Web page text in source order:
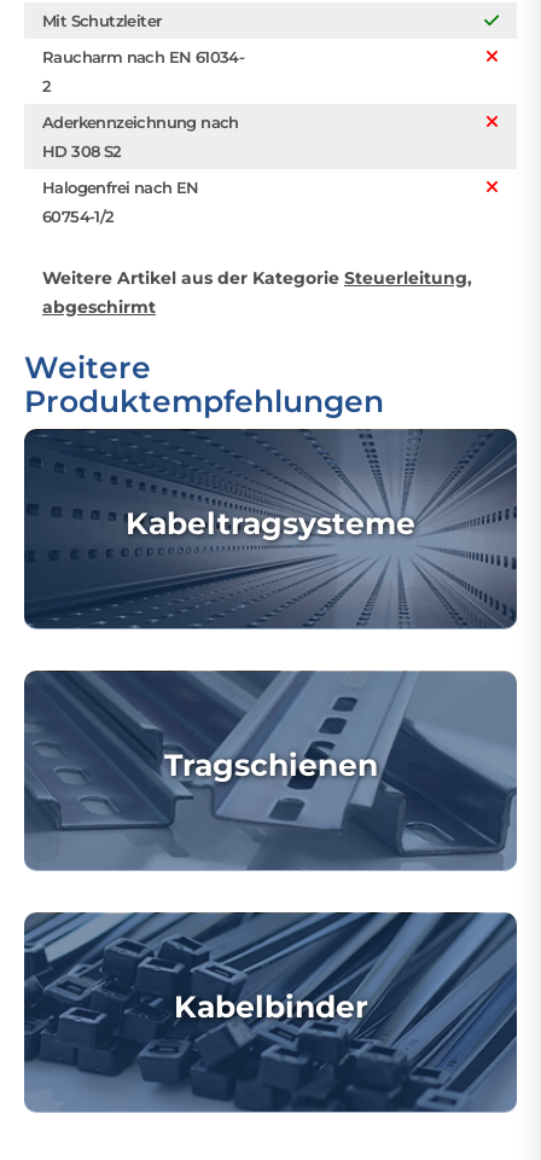
Mit Schutzleiter
Raucharm nach EN 61034-
2
Aderkennzeichnung nach
HD 308 S2
Halogenfrei nach EN
60754-1/2
Weitere Artikel aus der Kategorie Steuerleitung,
abgeschirmt
Weitere
Produktempfehlungen
Kabeltragsysteme
Tragschienen
Kabelbinder